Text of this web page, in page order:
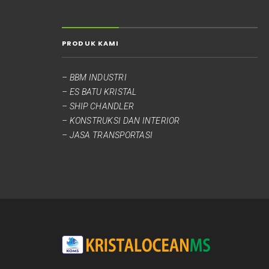
PRODUK KAMI
– BBM INDUSTRI
– ES BATU KRISTAL
– SHIP CHANDLER
– KONSTRUKSI DAN INTERIOR
– JASA TRANSPORTASI